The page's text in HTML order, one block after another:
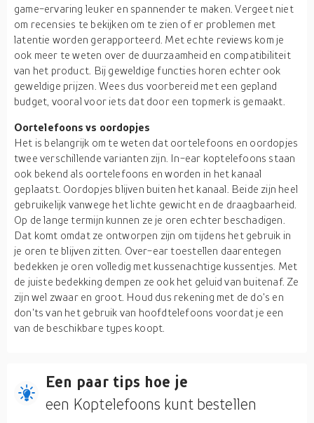
game-ervaring leuker en spannender te maken. Vergeet niet
om recensies te bekijken om te zien of er problemen met
latentie worden gerapporteerd. Met echte reviews kom je
ook meer te weten over de duurzaamheid en compatibiliteit
van het product. Bij geweldige functies horen echter ook
geweldige prijzen. Wees dus voorbereid met een gepland
budget, vooral voor iets dat door een topmerk is gemaakt.
Oortelefoons vs oordopjes
Het is belangrijk om te weten dat oortelefoons en oordopjes
twee verschillende varianten zijn. In-ear koptelefoons staan
ook bekend als oortelefoons en worden in het kanaal
geplaatst. Oordopjes blijven buiten het kanaal. Beide zijn heel
gebruikelijk vanwege het lichte gewicht en de draagbaarheid.
Op de lange termijn kunnen ze je oren echter beschadigen.
Dat komt omdat ze ontworpen zijn om tijdens het gebruik in
je oren te blijven zitten. Over-ear toestellen daarentegen
bedekken je oren volledig met kussenachtige kussentjes. Met
de juiste bedekking dempen ze ook het geluid van buitenaf. Ze
zijn wel zwaar en groot. Houd dus rekening met de do's en
don'ts van het gebruik van hoofdtelefoons voordat je een
van de beschikbare types koopt.
Een paar tips hoe je
een Koptelefoons kunt bestellen